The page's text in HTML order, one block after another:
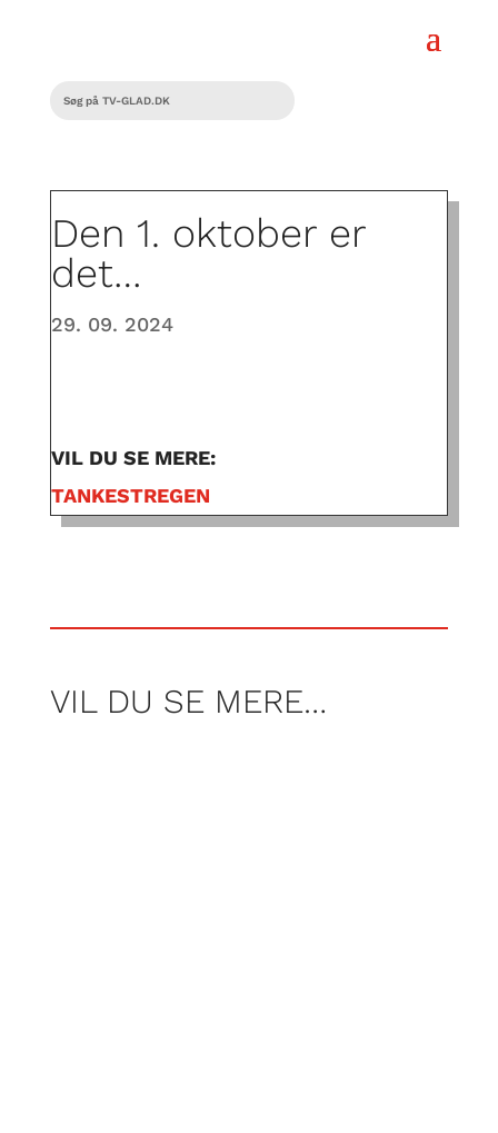
Den 1. oktober er
det…
29. 09. 2024
VIL DU SE MERE:
TANKESTREGEN
VIL DU SE MERE…